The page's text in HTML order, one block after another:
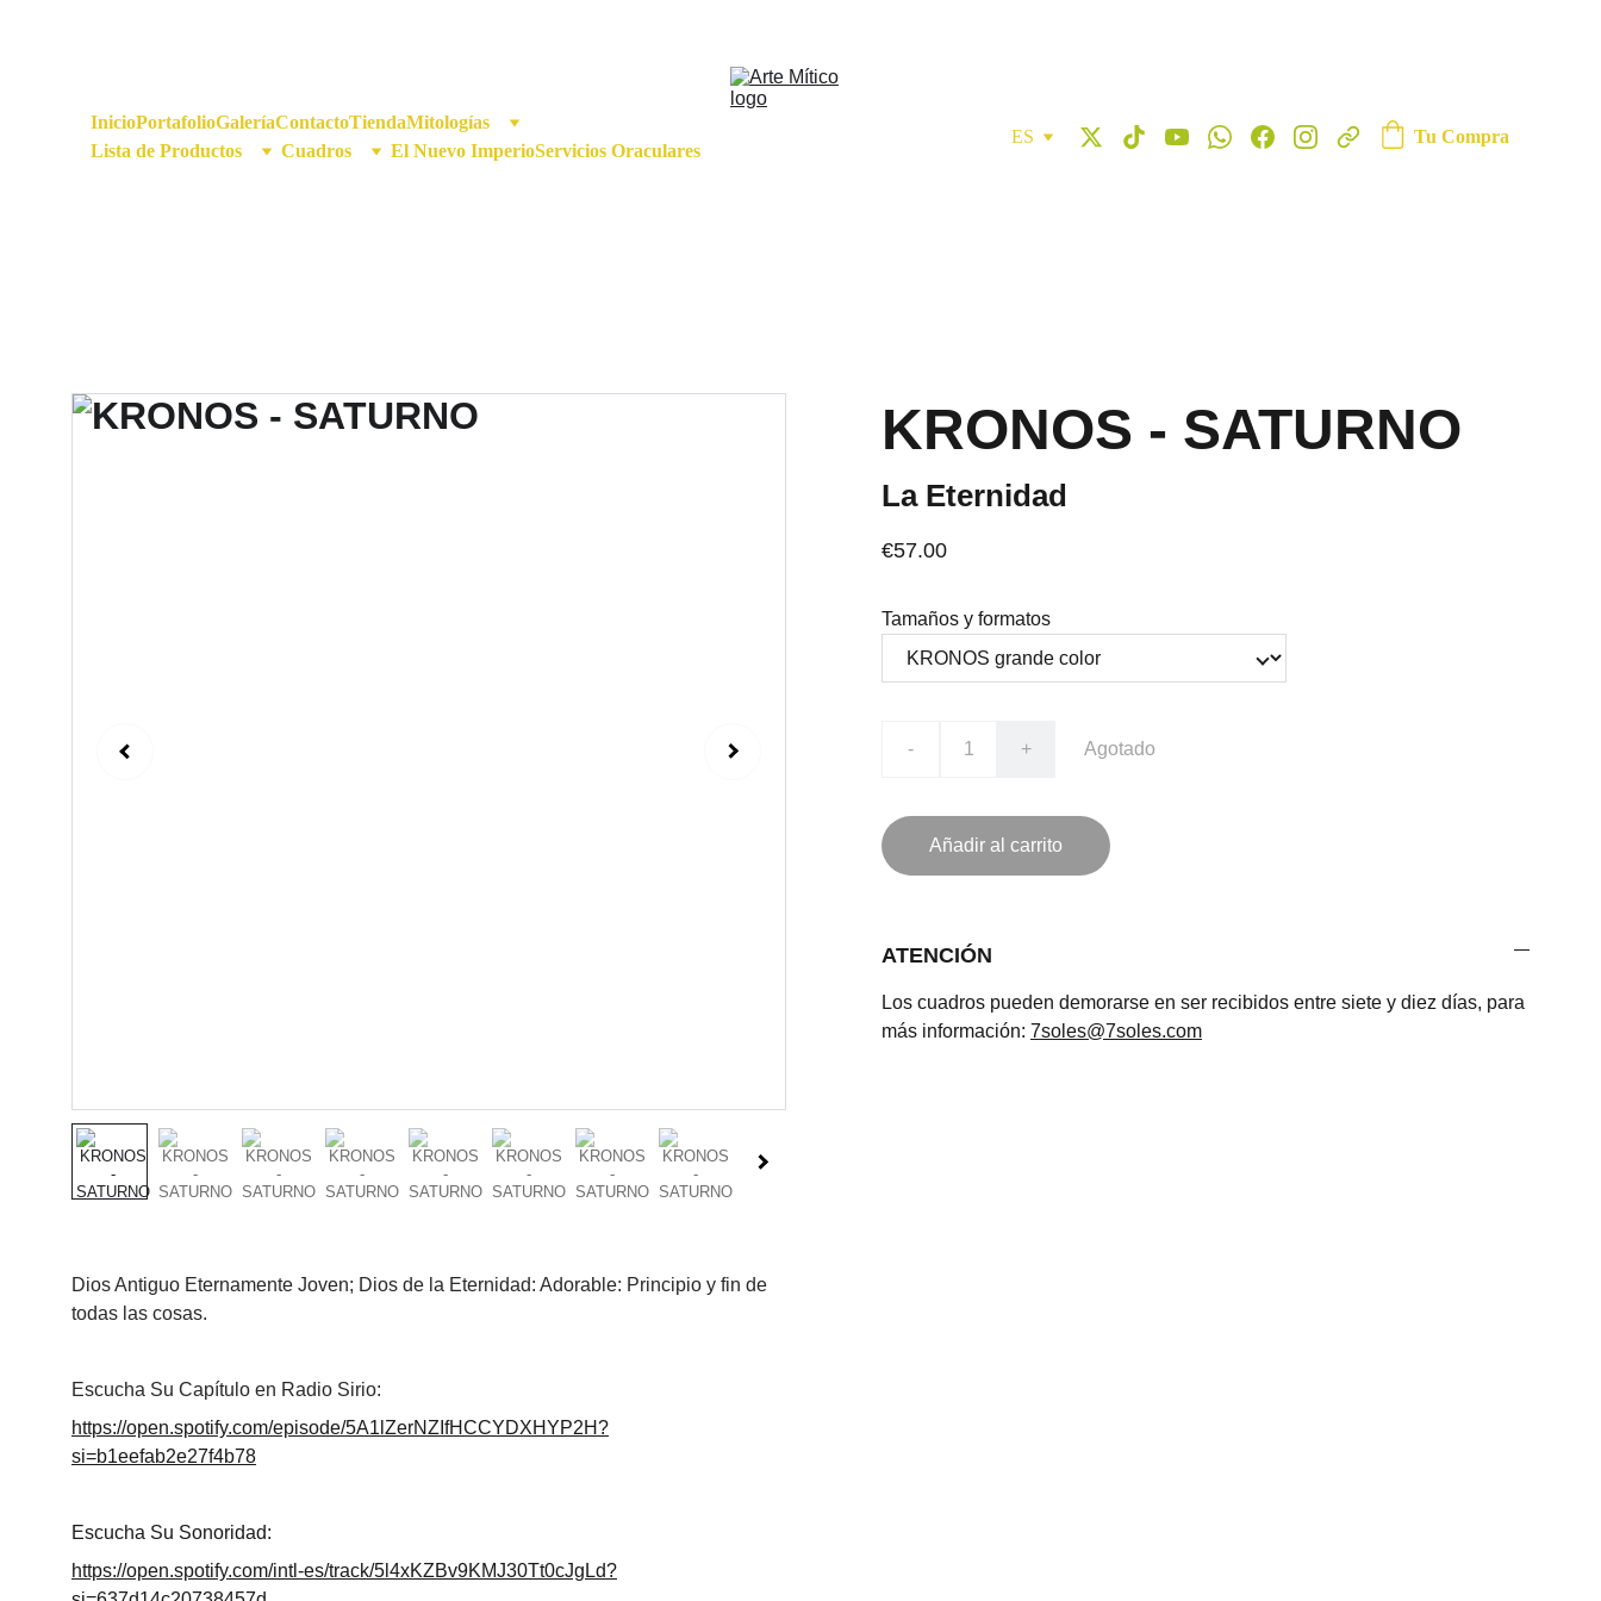
InicioPortafolioGaleríaContactoTiendaMitologías
Lista de Productos
Cuadros El Nuevo ImperioServicios Oraculares
ES Tu Compra
Dios Antiguo Eternamente Joven; Dios de la Eternidad: Adorable: Principio y fin de
todas las cosas.
Escucha Su Capítulo en Radio Sirio:
https://open.spotify.com/episode/5A1lZerNZIfHCCYDXHYP2H?
si=b1eefab2e27f4b78
Escucha Su Sonoridad:
https://open.spotify.com/intl-es/track/5l4xKZBv9KMJ30Tt0cJgLd?
KRONOS - SATURNO
La Eternidad
€57.00
Tamaños y formatos
- + Agotado
Añadir al carrito
ATENCIÓN
Los cuadros pueden demorarse en ser recibidos entre siete y diez días, para
más información: 7soles@7soles.com